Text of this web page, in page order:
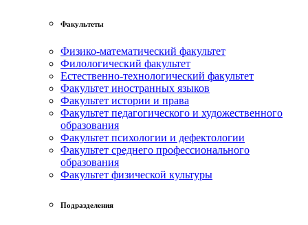
Факультеты
Физико-математический факультет
Филологический факультет
Естественно-технологический факультет
Факультет иностранных языков
Факультет истории и права
Факультет педагогического и художественного
образования
Факультет психологии и дефектологии
Факультет среднего профессионального
образования
Факультет физической культуры
Подразделения